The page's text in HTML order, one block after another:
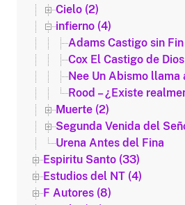
Cielo (2)
infierno (4)
Adams Castigo sin Fin
Cox El Castigo de Dios
Nee Un Abismo llama
Rood – ¿Existe
Muerte (2)
Segunda Venida del
Urena Antes del Fina
Espiritu Santo (33)
Estudios del NT (4)
F Autores (8)